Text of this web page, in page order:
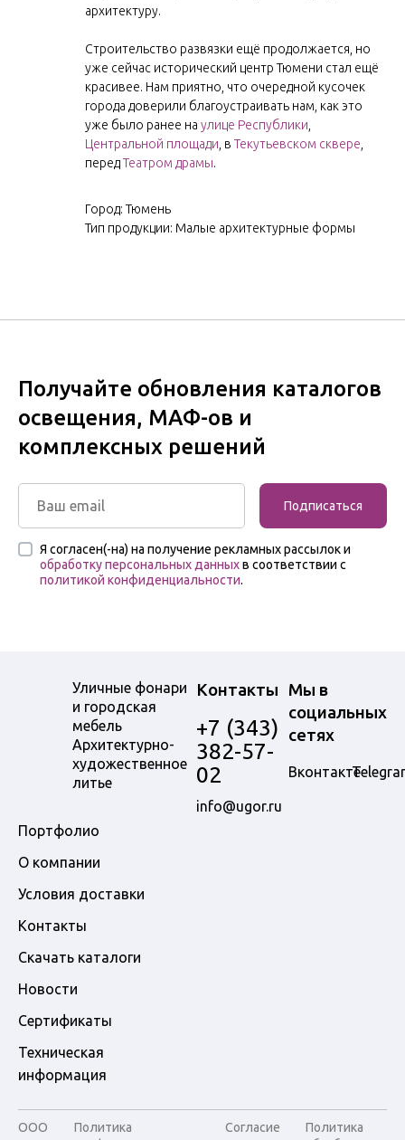
архитектуру.
Строительство развязки ещё продолжается, но
уже сейчас исторический центр Тюмени стал ещё
красивее. Нам приятно, что очередной кусочек
города доверили благоустраивать нам, как это
уже было ранее наулице Республики
Центральной площади , вТекутьевском сквере
передТеатром драмы.
Город: Тюмень
Тип продукции: Малые архитектурные формы
Получайте обновления каталогов
освещения, МАФ-ов и
комплексных решений
Подписаться
Я согласен(-на) на получение рекламных рассылок и
обработку персональных данныхв соответствии с
политикой конфиденциальности.
Уличные фонари
и городская
мебель
Архитектурно-
художественное
литье
Портфолио
О компании
Условия доставки
Контакты
Скачать каталоги
Новости
Сертификаты
Техническая
информация
Контакты
+7 (343)
382-57-
02
info@ugor.ru
Мы в
социальных
сетях
Вконтакте
ООО
Политика
Согласие
Политика